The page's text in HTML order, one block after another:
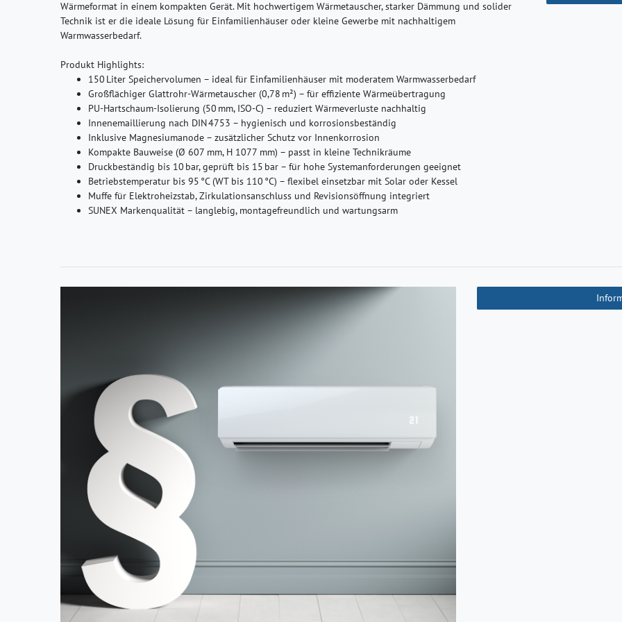
Wärmeformat in einem kompakten Gerät. Mit hochwertigem Wärmetauscher, starker Dämmung und solider
Technik ist er die ideale Lösung für Einfamilienhäuser oder kleine Gewerbe mit nachhaltigem
Warmwasserbedarf.
Produkt Highlights:
150 Liter Speichervolumen – ideal für Einfamilienhäuser mit moderatem Warmwasserbedarf
Großflächiger Glattrohr-Wärmetauscher (0,78 m²) – für effiziente Wärmeübertragung
PU-Hartschaum-Isolierung (50 mm, ISO-C) – reduziert Wärmeverluste nachhaltig
Innenemaillierung nach DIN 4753 – hygienisch und korrosionsbeständig
Inklusive Magnesiumanode – zusätzlicher Schutz vor Innenkorrosion
Kompakte Bauweise (Ø 607 mm, H 1077 mm) – passt in kleine Technikräume
Druckbeständig bis 10 bar, geprüft bis 15 bar – für hohe Systemanforderungen geeignet
Betriebstemperatur bis 95 °C (WT bis 110 °C) – flexibel einsetzbar mit Solar oder Kessel
Muffe für Elektroheizstab, Zirkulationsanschluss und Revisionsöffnung integriert
SUNEX Markenqualität – langlebig, montagefreundlich und wartungsarm